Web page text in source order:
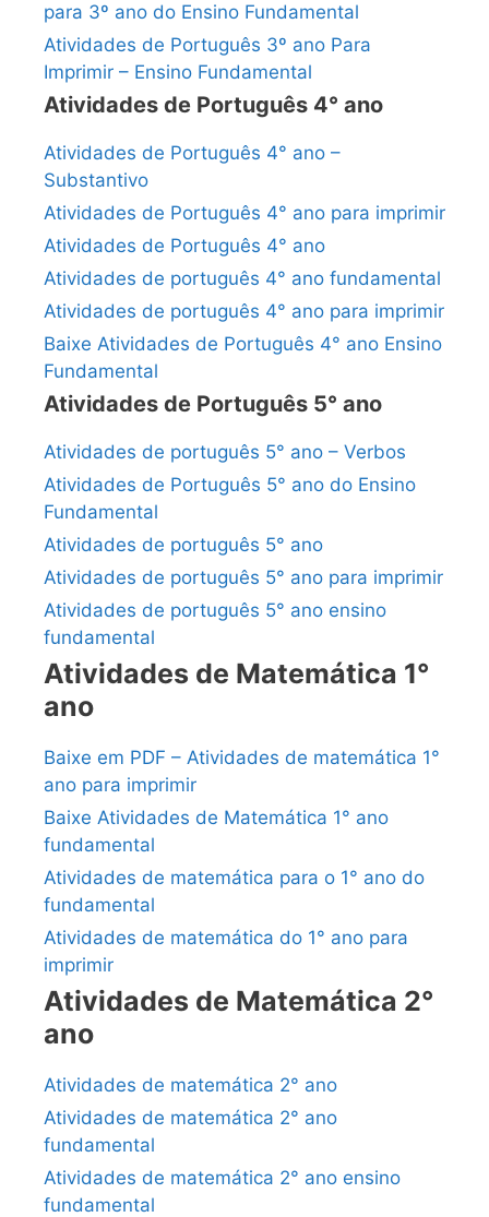
para 3º ano do Ensino Fundamental
Atividades de Português 3º ano Para
Imprimir – Ensino Fundamental
Atividades de Português 4° ano
Atividades de Português 4° ano –
Substantivo
Atividades de Português 4° ano para imprimir
Atividades de Português 4° ano
Atividades de português 4° ano fundamental
Atividades de português 4° ano para imprimir
Baixe Atividades de Português 4° ano Ensino
Fundamental
Atividades de Português 5° ano
Atividades de português 5° ano – Verbos
Atividades de Português 5° ano do Ensino
Fundamental
Atividades de português 5° ano
Atividades de português 5° ano para imprimir
Atividades de português 5° ano ensino
fundamental
Atividades de Matemática 1°
ano
Baixe em PDF – Atividades de matemática 1°
ano para imprimir
Baixe Atividades de Matemática 1° ano
fundamental
Atividades de matemática para o 1° ano do
fundamental
Atividades de matemática do 1° ano para
imprimir
Atividades de Matemática 2°
ano
Atividades de matemática 2° ano
Atividades de matemática 2° ano
fundamental
Atividades de matemática 2° ano ensino
fundamental